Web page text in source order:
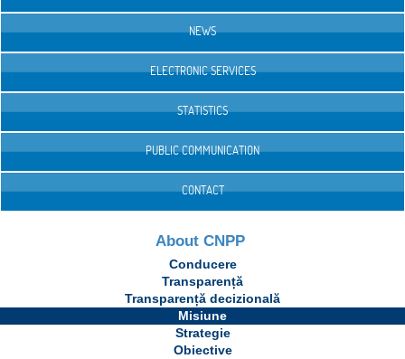
NEWS
ELECTRONIC SERVICES
STATISTICS
PUBLIC COMMUNICATION
CONTACT
About CNPP
Conducere
Transparență
Transparență decizională
Misiune
Strategie
Obiective